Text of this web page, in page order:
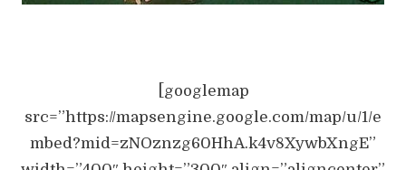
[googlemap
src=”https://mapsengine.google.com/map/u/1/e
mbed?mid=zNOznzg60HhA.k4v8XywbXngE”